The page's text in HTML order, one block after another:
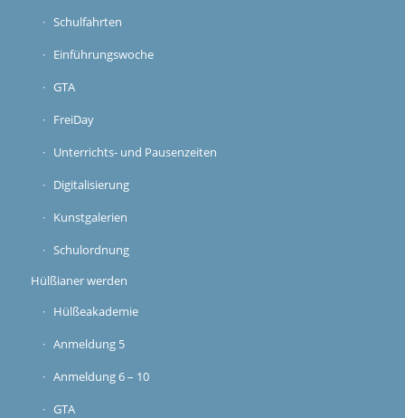
Schulfahrten
Einführungswoche
GTA
FreiDay
Unterrichts- und Pausenzeiten
Digitalisierung
Kunstgalerien
Schulordnung
Hülßianer werden
Hülßeakademie
Anmeldung 5
Anmeldung 6 – 10
GTA